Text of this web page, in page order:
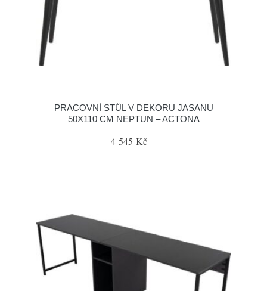
PRACOVNÍ STŮL V DEKORU JASANU
50X110 CM NEPTUN – ACTONA
4 545 Kč